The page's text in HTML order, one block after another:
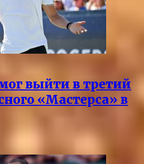
выйти в третий
«Мастерса» в